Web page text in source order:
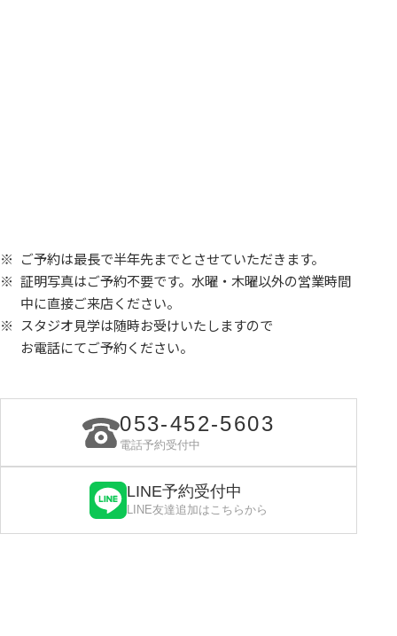
ご予約は最長で半年先までとさせていただきます。
証明写真はご予約不要です。水曜・木曜以外の営業時間
中に直接ご来店ください。
スタジオ見学は随時お受けいたしますので
お電話にてご予約ください。
053-452-5603
電話予約受付中
LINE予約受付中
LINE友達追加はこちらから